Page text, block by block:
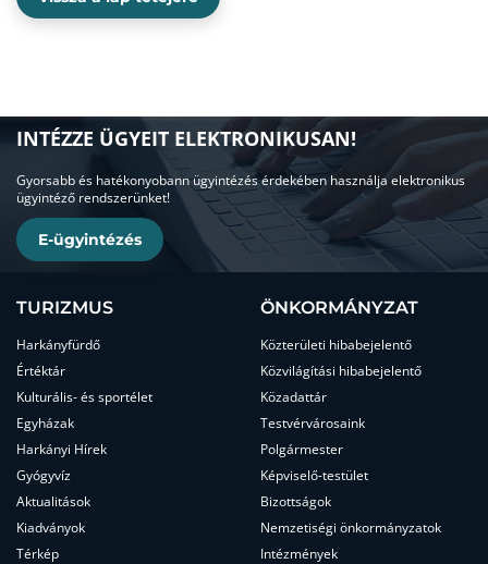
INTÉZZE ÜGYEIT ELEKTRONIKUSAN!
Gyorsabb és hatékonyobann ügyintézés érdekében használja elektronikus
ügyintéző rendszerünket!
E-ügyintézés
TURIZMUS
Harkányfürdő
Értéktár
Kulturális- és sportélet
Egyházak
Harkányi Hírek
Gyógyvíz
Aktualitások
Kiadványok
Térkép
ÖNKORMÁNYZAT
Közterületi hibabejelentő
Közvilágítási hibabejelentő
Közadattár
Testvérvárosaink
Polgármester
Képviselő-testület
Bizottságok
Nemzetiségi önkormányzatok
Intézmények